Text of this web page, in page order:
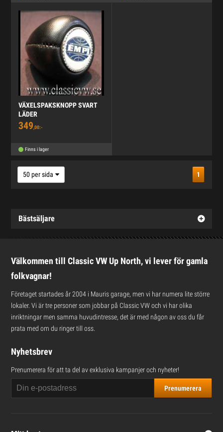
Bästsäljare
VÄXELSPAKSKNOPP SVART
LÄDER
349,00:-
Finns i lager
50 per sida 1
Välkommen till Classic VW Up North, vi lever för gamla
folkvagnar!
Företaget startades år 2004 i Mauris garage, men vi har numera lite större
lokaler. Vi är tre personer som jobbar på Classic VW och vi har olika
inriktningar men samma huvudintresse, det är med någon av oss du får
prata med om du ringer till oss.
Nyhetsbrev
Prenumerera för att ta del av exklusiva kampanjer och nyheter!
Prenumerera